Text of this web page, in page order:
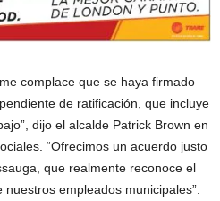
complace que se haya firmado
de ratificación, que incluye
dijo el alcalde Patrick Brown en
“Ofrecimos un acuerdo justo
que realmente reconoce el
empleados municipales”.